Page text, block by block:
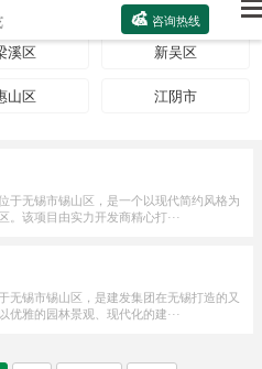
 咨询热线
溪区 ‌新吴区
山区 ‌江阴市
于无锡市锡山区，是一个以现代简约风格为
。该项目由实力开发商精心打···
无锡市锡山区，是建发集团在无锡打造的又
优雅的园林景观、现代化的建···